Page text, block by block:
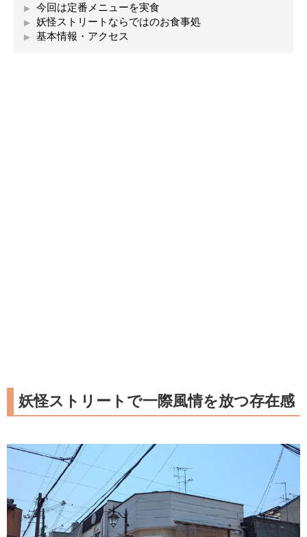
今回は定番メニューを実食
妖怪ストリートならではのお食事処
基本情報・アクセス
妖怪ストリートで一際風情を放つ存在感